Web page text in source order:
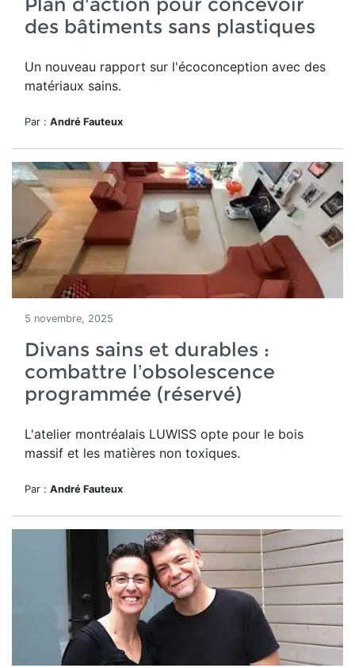
des bâtiments sans plastiques
Un nouveau rapport sur l'écoconception avec des
matériaux sains.
Par : André Fauteux
5 novembre, 2025
Divans sains et durables :
combattre l’obsolescence
programmée (réservé)
L'atelier montréalais LUWISS opte pour le bois
massif et les matières non toxiques.
Par : André Fauteux